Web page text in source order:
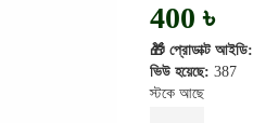
400 ৳
🎁 প্রোডাক্ট আইডি:
ভিউ হয়েছে: 387
স্টকে আছে